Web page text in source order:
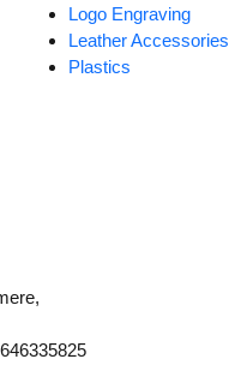
Logo Engraving
Leather Accessories
Plastics